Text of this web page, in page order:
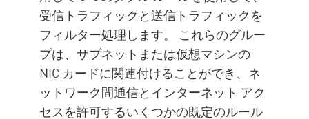
受信トラフィックと送信トラフィックを
フィルター処理します。 これらのグルー
プは、サブネットまたは仮想マシンの
NIC カードに関連付けることができ、ネ
ットワーク間通信とインターネット アク
セスを許可するいくつかの既定のルール